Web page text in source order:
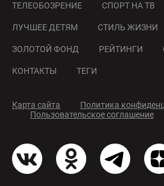
ТЕЛЕОБОЗРЕНИЕ СПОРТ НА ТВ
ЛУЧШЕЕ ДЕТЯМ СТИЛЬ ЖИЗНИ
ЗОЛОТОЙ ФОНД РЕЙТИНГИ
КОНТАКТЫ ТЕГИ
Карта сайта
Политика
Пользовательское соглашение